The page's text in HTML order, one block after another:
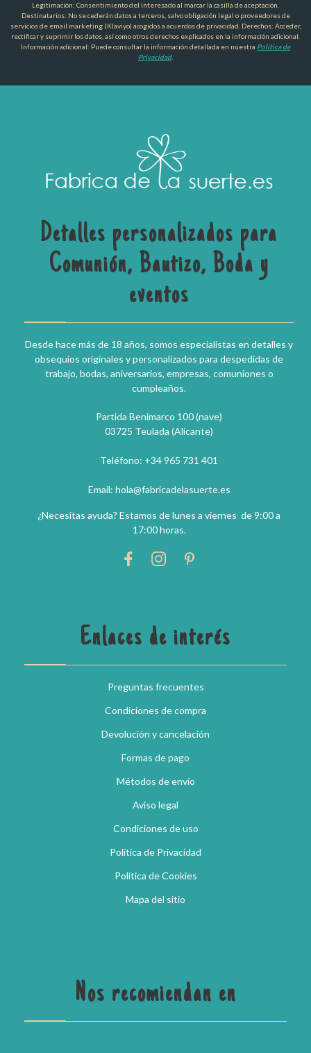
Legitimación: Consentimiento del interesado al marcar la casilla de aceptación.
Destinatarios: No se cederán datos a terceros, salvo obligación legal o proveedores de
servicios de email marketing (Klaviyo) acogidos a acuerdos de privacidad. Derechos: Acceder,
rectificar y suprimir los datos, así como otros derechos explicados en la información adicional.
Información adicional: Puede consultar la información detallada en nuestra Política de
Privacidad.
Detalles personalizados para
Comunión, Bautizo, Boda y
eventos
Desde hace más de 18 años, somos especialistas en detalles y
obsequios originales y personalizados para despedidas de
trabajo, bodas, aniversarios, empresas, comuniones o
cumpleaños.
Partida Benimarco 100 (nave)
03725 Teulada (Alicante)
Teléfono: +34 965 731 401
Email: hola@fabricadelasuerte.es
¿Necesitas ayuda? Estamos de lunes a viernes de 9:00 a
17:00 horas.
Enlaces de interés
Preguntas frecuentes
Condiciones de compra
Devolución y cancelación
Formas de pago
Métodos de envío
Aviso legal
Condiciones de uso
Política de Privacidad
Política de Cookies
Mapa del sitio
Nos recomiendan en